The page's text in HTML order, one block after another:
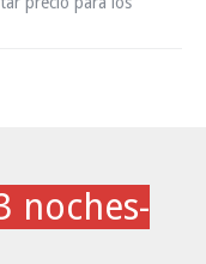
noches-